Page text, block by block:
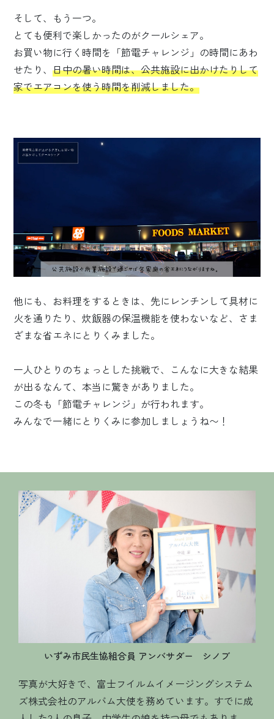
そして、もう一つ。
とても便利で楽しかったのがクールシェア。
お買い物に行く時間を「節電チャレンジ」の時間にあわ
せたり、日中の暑い時間は、公共施設に出かけたりして
家でエアコンを使う時間を削減しました。
他にも、お料理をするときは、先にレンチンして具材に
火を通りたり、炊飯器の保温機能を使わないなど、さま
ざまな省エネにとりくみました。
一人ひとりのちょっとした挑戦で、こんなに大きな結果
が出るなんて、本当に驚きがありました。
この冬も「節電チャレンジ」が行われます。
みんなで一緒にとりくみに参加しましょうね〜！
いずみ市民生協組合員 アンバサダー シノブ
写真が大好きで、 富士フイルムイメージングシステム
ズ株式会社のアルバム大使を務めています。 すでに成